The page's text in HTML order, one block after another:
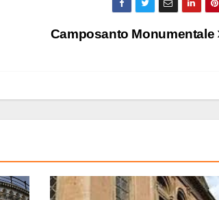
Camposanto Monumentale